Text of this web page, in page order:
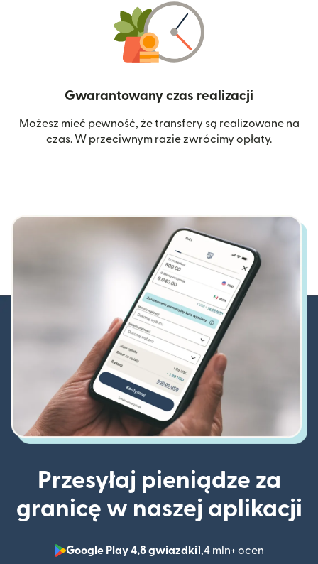
Gwarantowany czas realizacji
Możesz mieć pewność, że transfery są realizowane na
czas. W przeciwnym razie zwrócimy opłaty.
Przesyłaj pieniądze za
granicę w naszej aplikacji
Google Play 4,8 gwiazdki1,4 mln+ ocen
(otwiera